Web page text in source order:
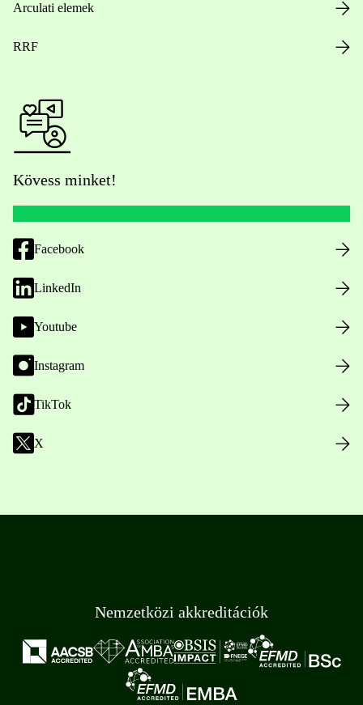
Arculati elemek
RRF
Kövess minket!
Facebook
LinkedIn
Youtube
Instagram
TikTok
X
Nemzetközi akkreditációk